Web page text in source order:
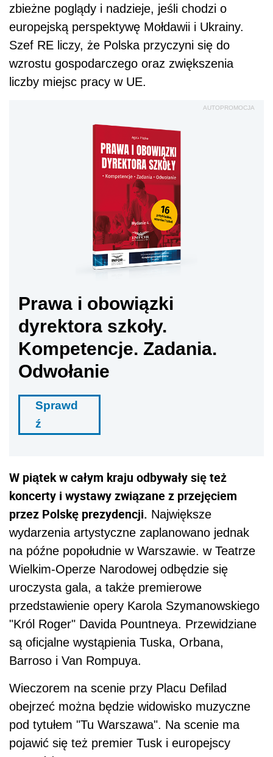
zbieżne poglądy i nadzieje, jeśli chodzi o
europejską perspektywę Mołdawii i Ukrainy.
Szef RE liczy, że Polska przyczyni się do
wzrostu gospodarczego oraz zwiększenia
liczby miejsc pracy w UE.
AUTOPROMOCJA
Prawa i obowiązki
dyrektora szkoły.
Kompetencje. Zadania.
Odwołanie
Sprawd
ź
W piątek w całym kraju odbywały się też
koncerty i wystawy związane z przejęciem
przez Polskę prezydencji. Największe
wydarzenia artystyczne zaplanowano jednak
na późne popołudnie w Warszawie. w Teatrze
Wielkim-Operze Narodowej odbędzie się
uroczysta gala, a także premierowe
przedstawienie opery Karola Szymanowskiego
"Król Roger" Davida Pountneya. Przewidziane
są oficjalne wystąpienia Tuska, Orbana,
Barroso i Van Rompuya.
Wieczorem na scenie przy Placu Defilad
obejrzeć można będzie widowisko muzyczne
pod tytułem "Tu Warszawa". Na scenie ma
pojawić się też premier Tusk i europejscy